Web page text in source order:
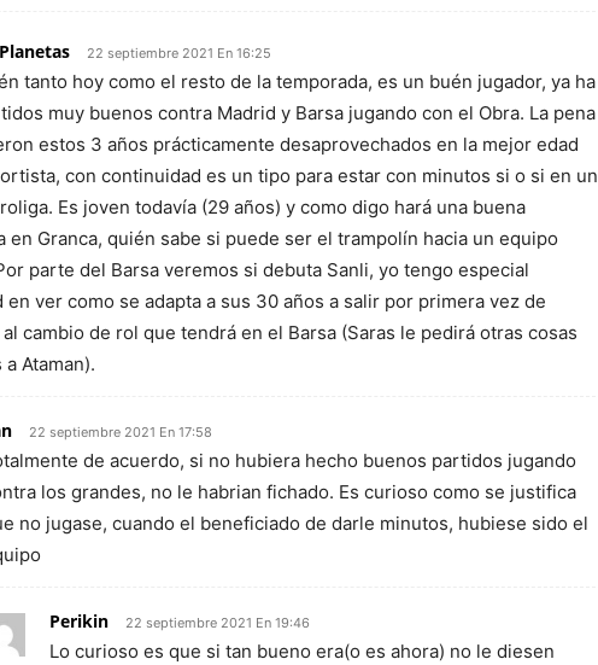
22 septiembre 2021 En 16:25
tanto hoy como el resto de la temporada, es un buén jugador, ya ha
muy buenos contra Madrid y Barsa jugando con el Obra. La pena
estos 3 años prácticamente desaprovechados en la mejor edad
con continuidad es un tipo para estar con minutos si o si en un
Es joven todavía (29 años) y como digo hará una buena
en Granca, quién sabe si puede ser el trampolín hacia un equipo
parte del Barsa veremos si debuta Sanli, yo tengo especial
en ver como se adapta a sus 30 años a salir por primera vez de
cambio de rol que tendrá en el Barsa (Saras le pedirá otras cosas
Ataman).
22 septiembre 2021 En 17:58
de acuerdo, si no hubiera hecho buenos partidos jugando
los grandes, no le habrian fichado. Es curioso como se justifica
no jugase, cuando el beneficiado de darle minutos, hubiese sido el
Perikin 22 septiembre 2021 En 19:46
Lo curioso es que si tan bueno era(o es ahora) no le diesen